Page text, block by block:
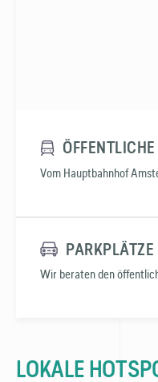
Vom Hauptbahnhof
PARKPLÄTZE
Wir beraten den
LOKALE